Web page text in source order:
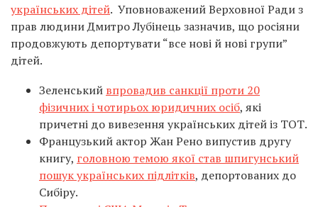
українських дітей. Уповноважений Верховної Ради з
прав людини Дмитро Лубінець зазначив, що росіяни
продовжують депортувати “все нові й нові групи”
дітей.
Зеленський впровадив санкції проти 20
фізичних і чотирьох юридичних осіб, які
причетні до вивезення українських дітей із ТОТ.
Французький актор Жан Рено випустив другу
книгу, головною темою якої став шпигунський
пошук українських підлітків, депортованих до
Сибіру.